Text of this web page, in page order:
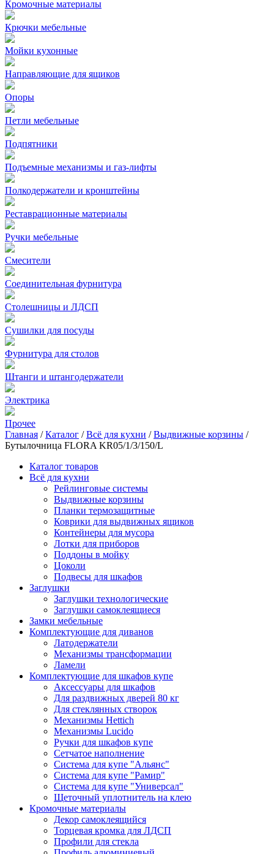
Кромочные материалы
Крючки мебельные
Мойки кухонные
Направляющие для ящиков
Опоры
Петли мебельные
Подпятники
Подъемные механизмы и газ-лифты
Полкодержатели и кронштейны
Реставрационные материалы
Ручки мебельные
Смесители
Соединительная фурнитура
Столешницы и ЛДСП
Сушилки для посуды
Фурнитура для столов
Штанги и штангодержатели
Электрика
Прочее
Главная /Каталог /Всё для кухни /Выдвижные корзины /
Бутылочница FLORA KR05/1/3/150/L
Каталог товаров
Всё для кухни
Рейлинговые системы
Выдвижные корзины
Планки термозащитные
Коврики для выдвижных ящиков
Контейнеры для мусора
Лотки для приборов
Поддоны в мойку
Цоколи
Подвесы для шкафов
Заглушки
Заглушки технологические
Заглушки самоклеящиеся
Замки мебельные
Комплектующие для диванов
Латодержатели
Механизмы трансформации
Ламели
Комплектующие для шкафов купе
Аксессуары для шкафов
Для раздвижных дверей 80 кг
Для стеклянных створок
Механизмы Hettich
Механизмы Lucido
Ручки для шкафов купе
Сетчатое наполнение
Система для купе "Альянс"
Система для купе "Рамир"
Система для купе "Универсал"
Щеточный уплотнитель на клею
Кромочные материалы
Декор самоклеящийся
Торцевая кромка для ЛДСП
Профили для стекла